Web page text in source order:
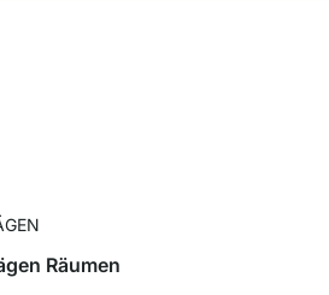
Räumen